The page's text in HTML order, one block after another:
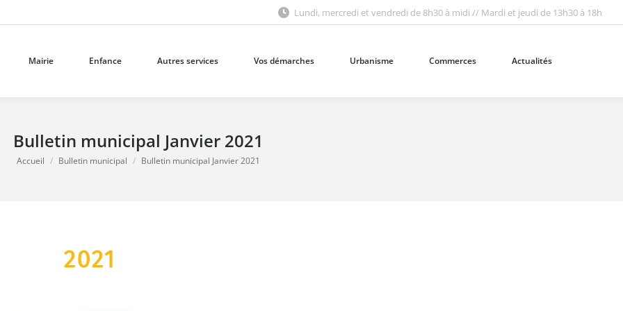
Lundi, mercredi et vendredi de 8h30 à midi // Mardi et jeudi de 13h30 à 18h
Mairie Enfance Autres services Vos démarches Urbanisme Commerces Actualités
Bulletin municipal Janvier 2021
Vous êtes ici :
Accueil Bulletin municipal Bulletin municipal Janvier 2021